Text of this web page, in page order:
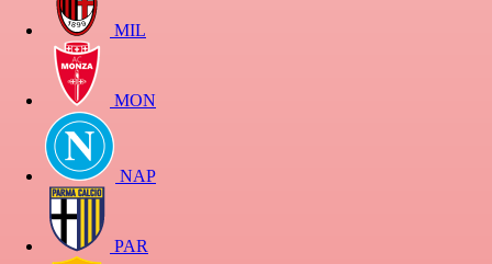
MIL
MON
NAP
PAR